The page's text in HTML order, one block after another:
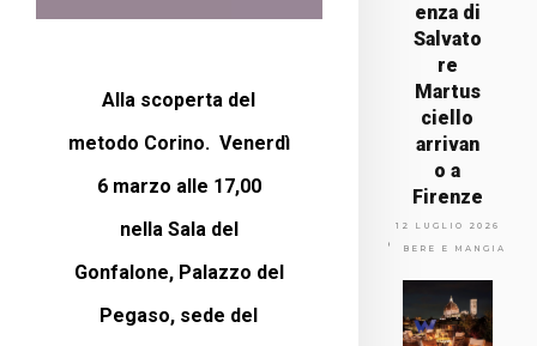
Alla scoperta del
metodo Corino. Venerdì
6 marzo alle 17,00
nella Sala del
Gonfalone, Palazzo del
Pegaso, sede del
enza di
Salvato
re
Martus
ciello
arrivan
o a
Firenze
12 LUGLIO 2026
BERE E MANGIARE